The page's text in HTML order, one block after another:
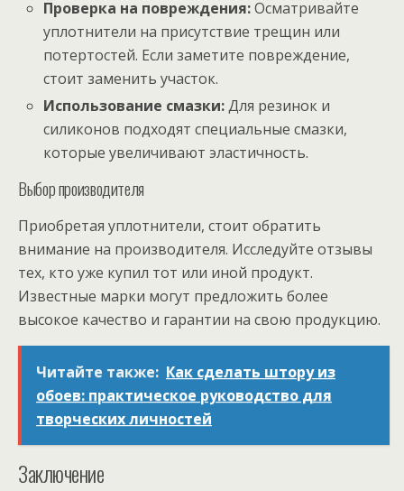
Проверка на повреждения:Осматривайте
уплотнители на присутствие трещин или
потертостей. Если заметите повреждение,
стоит заменить участок.
Использование смазки:Для резинок и
силиконов подходят специальные смазки,
которые увеличивают эластичность.
Выбор производителя
Приобретая уплотнители, стоит обратить
внимание на производителя. Исследуйте отзывы
тех, кто уже купил тот или иной продукт.
Известные марки могут предложить более
высокое качество и гарантии на свою продукцию.
Читайте также: Как сделать штору из
обоев: практическое руководство для
творческих личностей
Заключение